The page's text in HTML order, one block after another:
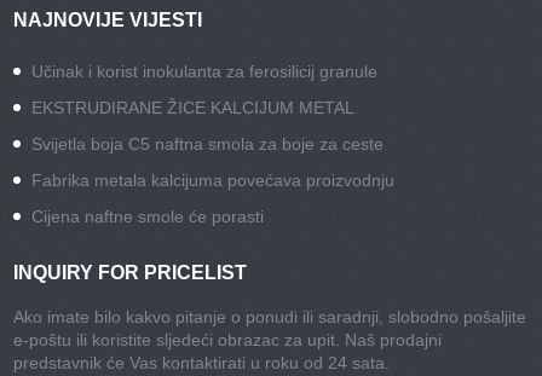
NAJNOVIJE VIJESTI
Učinak i korist inokulanta za ferosilicij granule
EKSTRUDIRANE ŽICE KALCIJUM METAL
Svijetla boja C5 naftna smola za boje za ceste
Fabrika metala kalcijuma povećava proizvodnju
Cijena naftne smole će porasti
INQUIRY FOR PRICELIST
Ako imate bilo kakvo pitanje o ponudi ili saradnji, slobodno pošaljite
e-poštu ili koristite sljedeći obrazac za upit. Naš prodajni
predstavnik će Vas kontaktirati u roku od 24 sata.